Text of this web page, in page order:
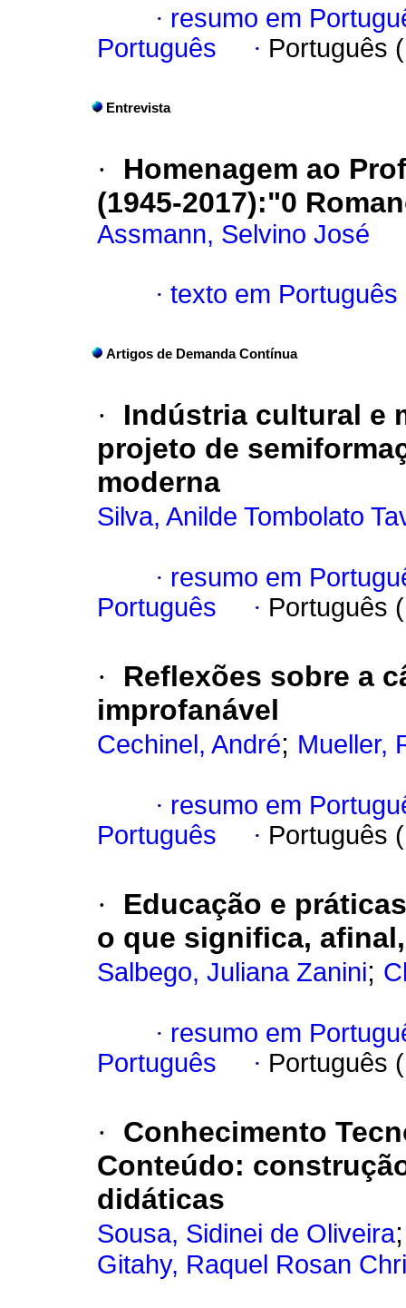
· resumo em
Português
· Português
Entrevista
·
Homenagem ao
(1945-2017):"0
Assmann, Selvino José
· texto em Português
Artigos de Demanda Contínua
·
Indústria cultural e
projeto de
moderna
Silva, Anilde Tombolato
· resumo em
Português
· Português
·
Reflexões sobre a
improfanável
Cechinel, André; Mueller,
· resumo em
Português
· Português
·
Educação e
o que significa,
Salbego, Juliana Zanini;
· resumo em
Português
· Português
·
Conhecimento
Conteúdo:
didáticas
Sousa, Sidinei de Oliveira
Gitahy, Raquel Rosan